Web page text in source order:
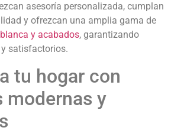
asesoría personalizada, cumplan
y ofrezcan una amplia gama de
y acabados, garantizando
satisfactorios.
tu hogar con
modernas y